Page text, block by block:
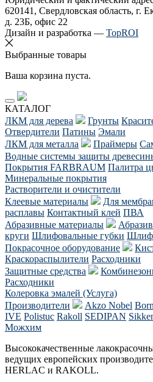
620141, Свердловская область, г.
д. 23Б, офис 22
Дизайн и разработка — TopROI
Выбранные товары
Ваша корзина пуста.
КАТАЛОГ
ЛКМ для дерева
Грунты
Отвердители Патины Эмали
ЛКМ для металла
Праймеры
Водные системы защиты
Покрытия FARBRAUM Палитра
Минеральные покрытия
Растворители и очистители
Клеевые материалы
Для
расплавы Контактный клей ПВА
Абразивные материалы
круги Шлифовальные губки
Покрасочное оборудование
Краскораспылители Расходники
Защитные средства
Расходники
Колеровка эмалей (Услуга)
Производители
Akzo Nobel
IVE Polistuc Rakoll SEDIPAN
Можхим
Высококачественные
ведущих европейских
HERLAC и RAKOLL.